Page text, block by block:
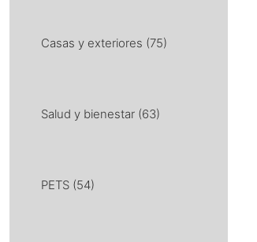
Casas y exteriores (75)
Salud y bienestar (63)
PETS (54)